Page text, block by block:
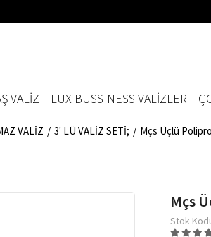
VALİZ LUX BUSSINESS VALİZLER
VALİZ 3' LÜ VALİZ SETİ; Mçs Üçlü
Mçs
Stok